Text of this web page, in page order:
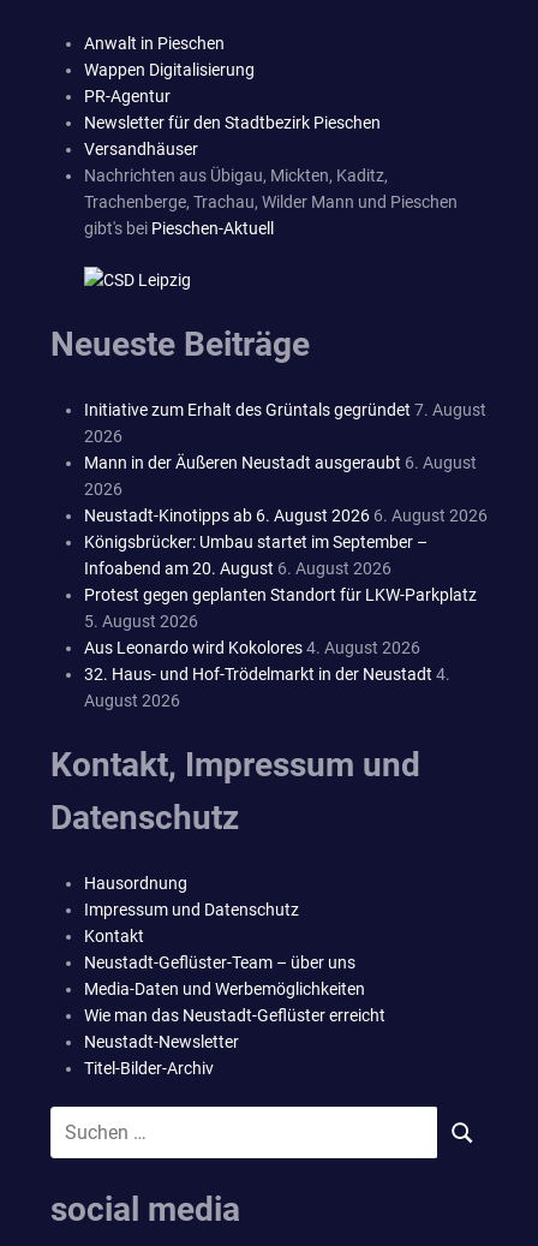
Anwalt in Pieschen
Wappen Digitalisierung
PR-Agentur
Newsletter für den Stadtbezirk Pieschen
Versandhäuser
Nachrichten aus Übigau, Mickten, Kaditz,
Trachenberge, Trachau, Wilder Mann und Pieschen
gibt's bei Pieschen-Aktuell
Neueste Beiträge
Initiative zum Erhalt des Grüntals gegründet 7. August
2026
Mann in der Äußeren Neustadt ausgeraubt 6. August
2026
Neustadt-Kinotipps ab 6. August 2026 6. August 2026
Königsbrücker: Umbau startet im September –
Infoabend am 20. August 6. August 2026
Protest gegen geplanten Standort für LKW-Parkplatz
5. August 2026
Aus Leonardo wird Kokolores4. August 2026
32. Haus- und Hof-Trödelmarkt in der Neustadt 4.
August 2026
Kontakt, Impressum und
Datenschutz
Hausordnung
Impressum und Datenschutz
Kontakt
Neustadt-Geflüster-Team – über uns
Media-Daten und Werbemöglichkeiten
Wie man das Neustadt-Geflüster erreicht
Neustadt-Newsletter
Titel-Bilder-Archiv
SUCHEN
social media